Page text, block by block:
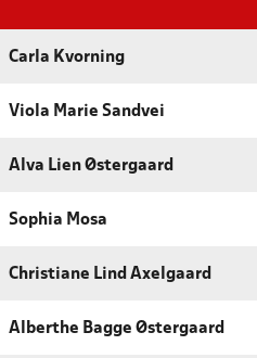
Carla Kvorning
Viola Marie Sandvei
Alva Lien Østergaard
Sophia Mosa
Christiane Lind Axelgaard
Alberthe Bagge Østergaard